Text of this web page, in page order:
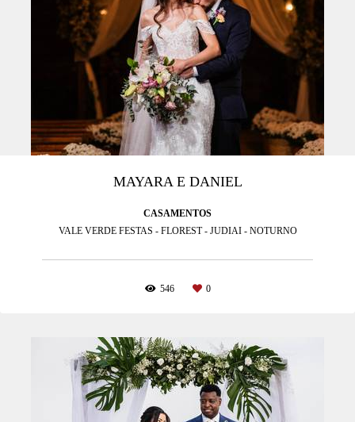
MAYARA E DANIEL
CASAMENTOS
VALE VERDE FESTAS - FLOREST - JUDIAI - NOTURNO
546 0